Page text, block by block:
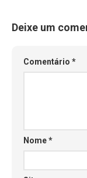
Deixe um
Comentário *
Nome*